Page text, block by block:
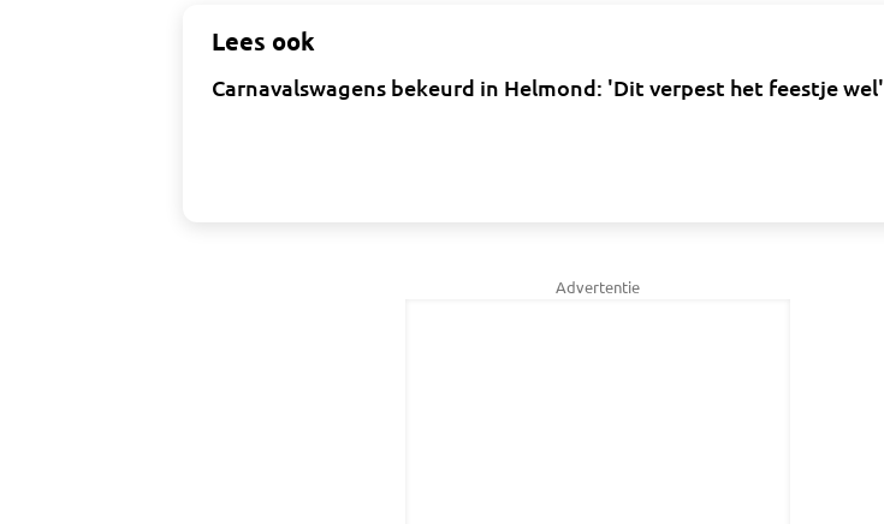
Lees ook
Carnavalswagens bekeurd in Helmond: 'Dit verpest het feestje wel'
Advertentie